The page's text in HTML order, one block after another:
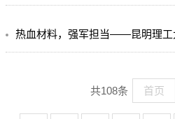
热血材料，强军担当——昆明理工大学第一届国防文化节暨第
共108条 首页